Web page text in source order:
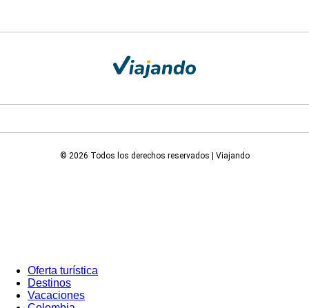
© 2026 Todos los derechos reservados | Viajando
Oferta turística
Destinos
Vacaciones